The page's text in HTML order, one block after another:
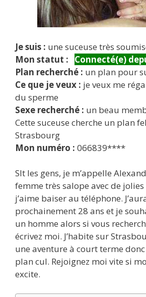
Je suis : une suceuse très
Mon statut :
Connecté(e)
Plan recherché : un plan pour
Ce que je veux : je veux me
du sperme
Sexe recherché : un beau
Cette suceuse cherche un plan
Strasbourg
Mon numéro : 066839****
Slt les gens, je m’appelle
femme très salope avec de
j’aime baiser au téléphone.
prochainement 28 ans et je
un homme alors si vous
écrivez moi. J’habite sur
une aventure à court terme
plan cul. Rejoignez moi vite si
excite.